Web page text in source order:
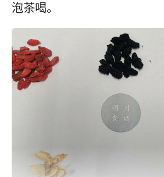
泡茶喝。